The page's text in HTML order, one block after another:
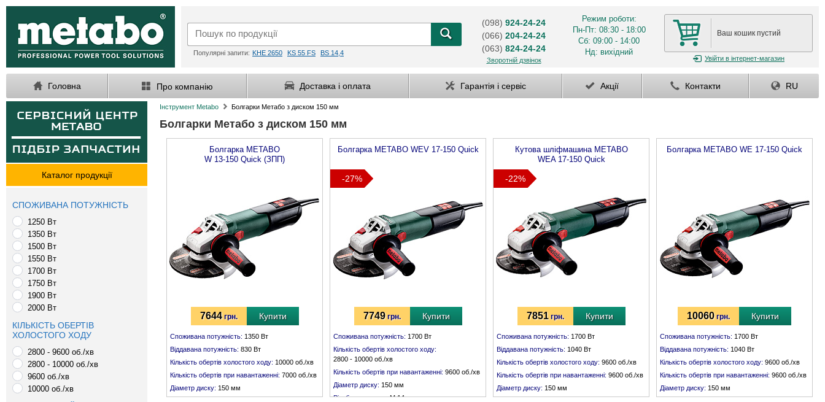
Популярні запити: KHE 2650 KS 55 FS BS 14,4
(098) 924-24-24
(066) 204-24-24
(063) 824-24-24
Зворотній дзвінок
Режим роботи:
Пн-Пт: 08:30 - 18:00
Сб: 09:00 - 14:00
Нд: вихідний
Ваш кошик пустий
Увійти в інтернет-магазин
Головна Про компанію Доставка і оплата Гарантія і сервіс Акції Контакти RU
Каталог продукції
СПОЖИВАНА ПОТУЖНІСТЬ
1250 Вт
1350 Вт
1500 Вт
1550 Вт
1700 Вт
1750 Вт
1900 Вт
2000 Вт
КІЛЬКІСТЬ ОБЕРТІВ
ХОЛОСТОГО ХОДУ
2800 - 9600 об./хв
2800 - 10000 об./хв
9600 об./хв
10000 об./хв
Інструмент Metabo Болгарки Метабо з диском 150 мм
Болгарки Метабо з диском 150 мм
Болгарка METABO
W 13-150 Quick (ЗПП)
7644грн. Купити
Споживана потужність: 1350 Вт
Віддавана потужність: 830 Вт
Кількість обертів холостого ходу: 10000 об./хв
Кількість обертів при навантаженні: 7000 об./хв
Діаметр диску: 150 мм
Болгарка METABO WEV 17-150 Quick
-27%
7749грн. Купити
Споживана потужність: 1700 Вт
Кількість обертів холостого ходу:
2800 - 10000 об./хв
Кількість обертів при навантаженні: 9600 об./хв
Діаметр диску: 150 мм
Різьба шпинделя: М 14
Кутова шліфмашина METABO
WEA 17-150 Quick
-22%
7851грн. Купити
Споживана потужність: 1700 Вт
Віддавана потужність: 1040 Вт
Кількість обертів холостого ходу: 9600 об./хв
Кількість обертів при навантаженні: 9600 об./хв
Діаметр диску: 150 мм
Болгарка METABO WE 17-150 Quick
10060грн. Купити
Споживана потужність: 1700 Вт
Віддавана потужність: 1040 Вт
Кількість обертів холостого ходу: 9600 об./хв
Кількість обертів при навантаженні: 9600 об./хв
Діаметр диску: 150 мм